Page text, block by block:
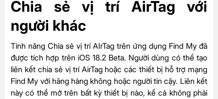
Chia sẻ vị trí AirTag với
người khác
Tính năng Chia sẻ vị trí AIrTag trên ứng dụng Find My đã
được tích hợp trên iOS 18.2 Beta. Người dùng có thể tạo
liên kết chia sẻ vị trí AirTag hoặc các thiết bị hỗ trợ mạng
Find My với hãng hàng không hoặc người tin cậy. Liên kết
này có thể mở trên bất kỳ thiết bị nào, kể cả không phải